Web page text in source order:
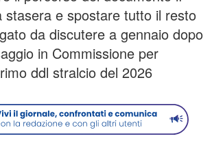
stasera e spostare tutto il resto
da discutere a gennaio dopo
in Commissione per
ddl stralcio del 2026